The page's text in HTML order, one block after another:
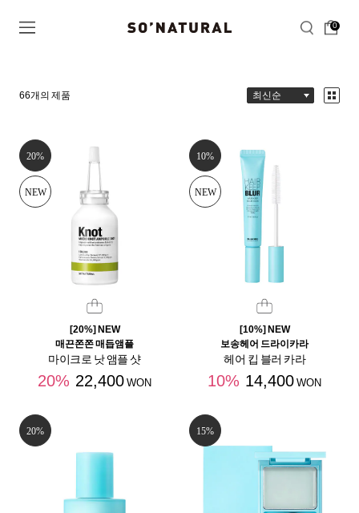
0
66개의 제품
20%
NEW
[20%] NEW
매끈쫀쫀 매듭앰플
마이크로 낫 앰플 샷
20% 22,400 WON
10%
NEW
[10%] NEW
보송헤어 드라이카라
헤어 킵 블러 카라
10% 14,400 WON
20% 15%